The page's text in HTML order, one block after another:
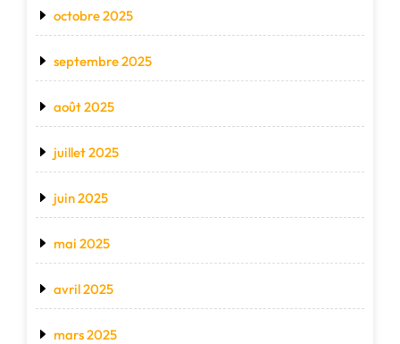
octobre 2025
septembre 2025
août 2025
juillet 2025
juin 2025
mai 2025
avril 2025
mars 2025